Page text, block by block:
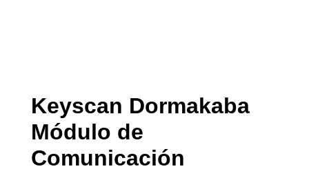
Keyscan Dormakaba
Módulo de
Comunicación